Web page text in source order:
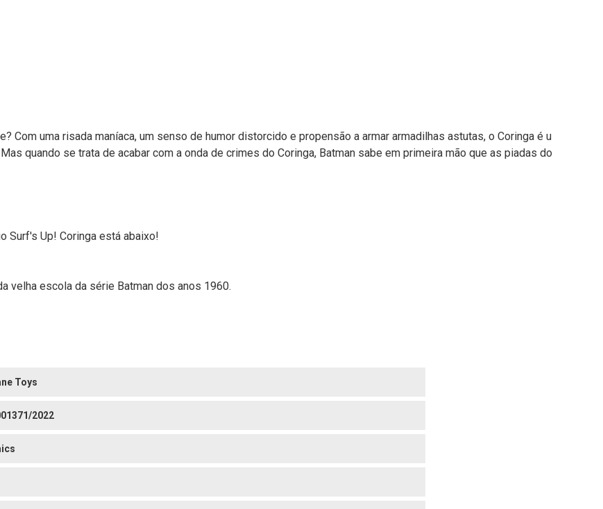
Com uma risada maníaca, um senso de humor distorcido e propensão a armar armadilhas astutas, o Coringa é u
quando se trata de acabar com a onda de crimes do Coringa, Batman sabe em primeira mão que as piadas do
Surf's Up! Coringa está abaixo!
velha escola da série Batman dos anos 1960.
Toys
2022